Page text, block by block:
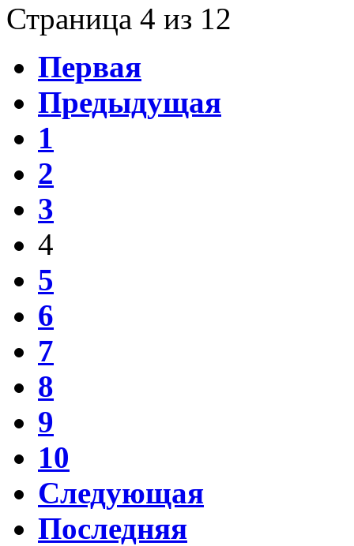
Страница 4 из 12
Первая
Предыдущая
1
2
3
4
5
6
7
8
9
10
Следующая
Последняя